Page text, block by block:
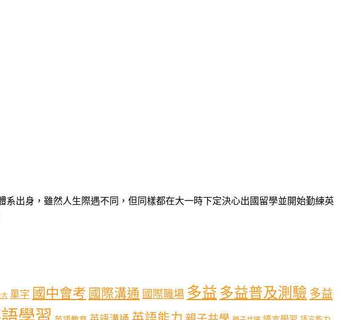
出身，雖然人生際遇不同，但同樣都在大一時下定決心出國留學並開始勤練英
大 單字 國中會考 國際溝通 國際職場 多益 多益普及測驗 多益